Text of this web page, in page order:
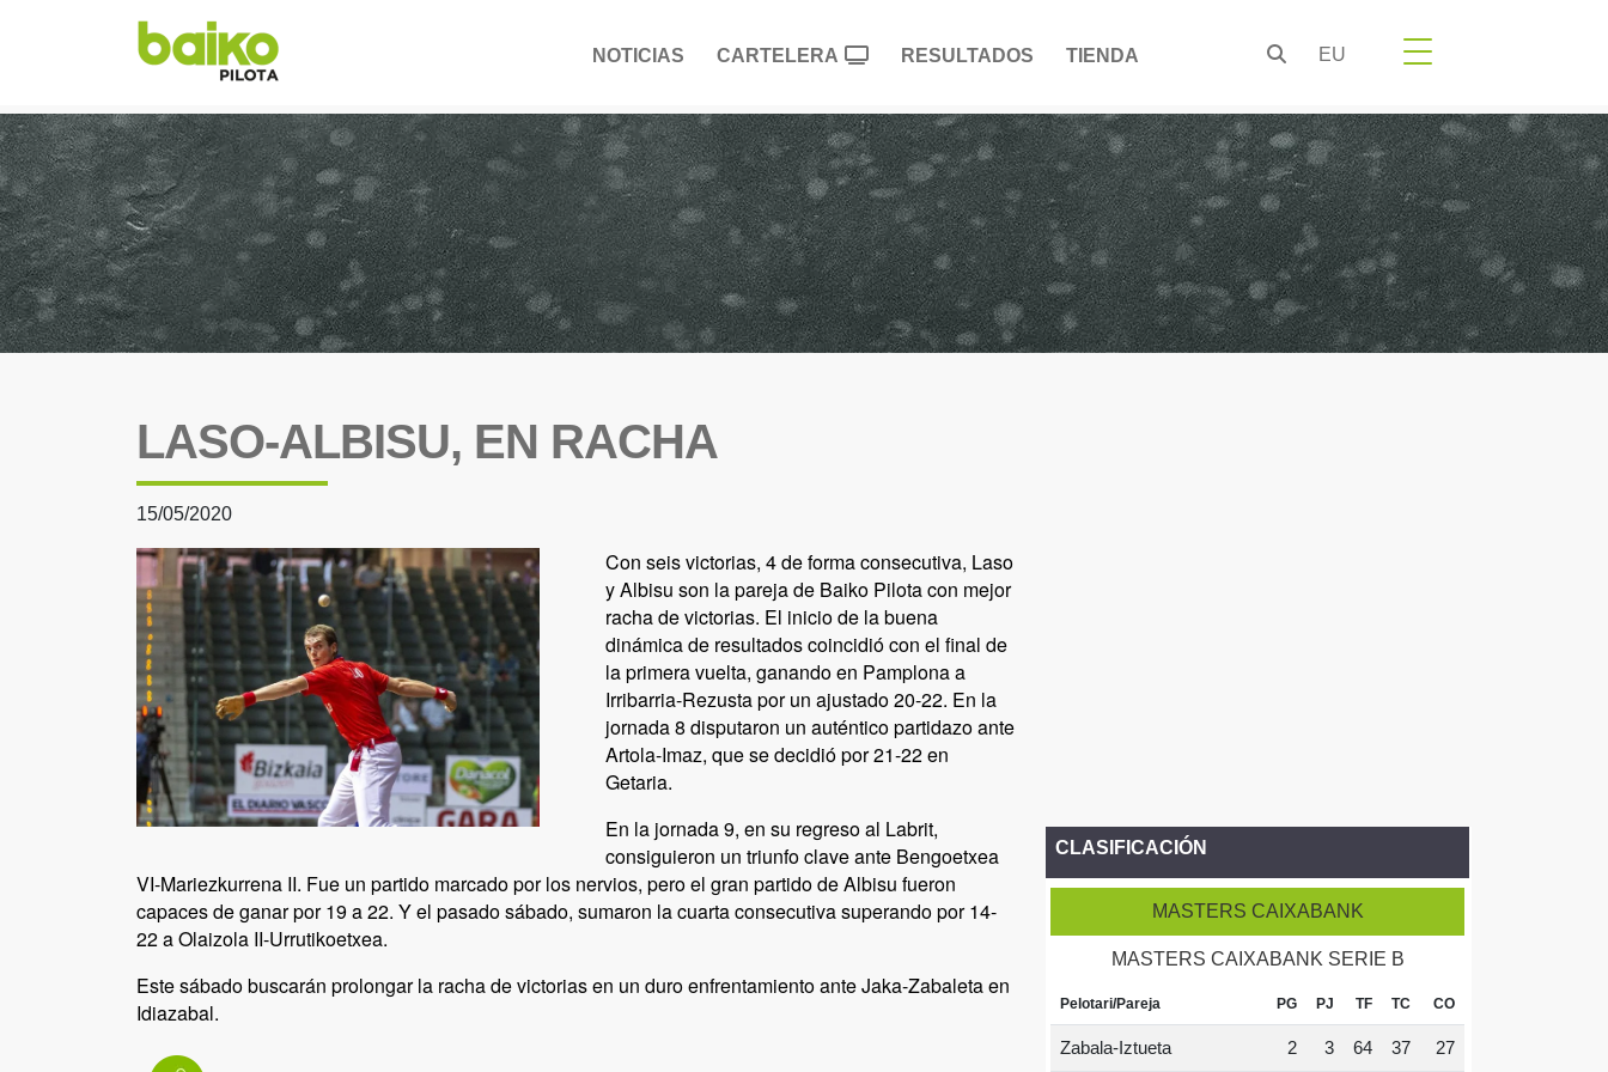
NOTICIAS CARTELERA RESULTADOS TIENDA EU
LASO-ALBISU, EN RACHA
15/05/2020
Con seis victorias, 4 de forma consecutiva, Laso
y Albisu son la pareja de Baiko Pilota con mejor
racha de victorias. El inicio de la buena
dinámica de resultados coincidió con el final de
la primera vuelta, ganando en Pamplona a
Irribarria-Rezusta por un ajustado 20-22. En la
jornada 8 disputaron un auténtico partidazo ante
Artola-Imaz, que se decidió por 21-22 en
Getaria.
En la jornada 9, en su regreso al Labrit,
consiguieron un triunfo clave ante Bengoetxea
VI-Mariezkurrena II. Fue un partido marcado por los nervios, pero el gran partido de Albisu fueron
capaces de ganar por 19 a 22. Y el pasado sábado, sumaron la cuarta consecutiva superando por 14-
22 a Olaizola II-Urrutikoetxea.
Este sábado buscarán prolongar la racha de victorias en un duro enfrentamiento ante Jaka-Zabaleta en
Idiazabal.
CLASIFICACIÓN
MASTERS CAIXABANK
MASTERS CAIXABANK SERIE B
Pelotari/Pareja PG PJ TF TC CO
Zabala-Iztueta 2 3 64 37 27